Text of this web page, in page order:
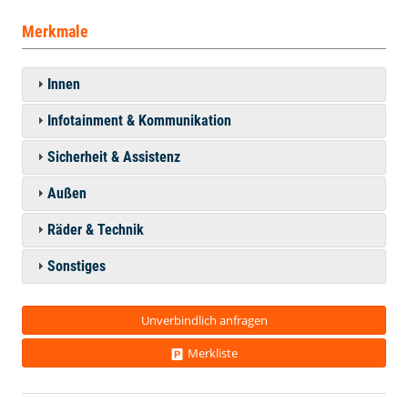
Merkmale
Innen
Infotainment & Kommunikation
Sicherheit & Assistenz
Außen
Räder & Technik
Sonstiges
Unverbindlich anfragen
Merkliste